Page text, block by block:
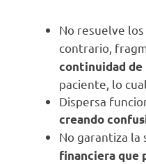
No resuelve
contrario,
continuidad
paciente, lo
Dispersa
creando
No garantiza
financiera que